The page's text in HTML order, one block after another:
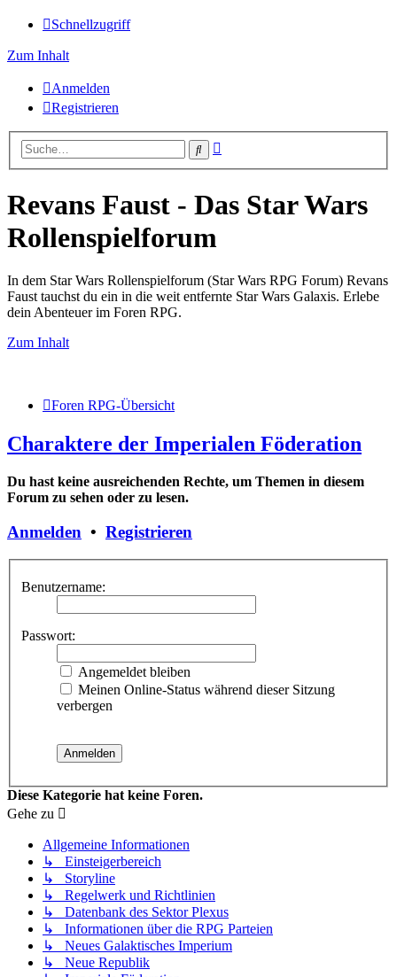
Schnellzugriff
Zum Inhalt
Anmelden
Registrieren
Suche
Revans Faust - Das Star Wars
Rollenspielforum
In dem Star Wars Rollenspielforum (Star Wars RPG Forum) Revans
Faust tauchst du ein in die weit entfernte Star Wars Galaxis. Erlebe
dein Abenteuer im Foren RPG.
Zum Inhalt
Foren RPG-Übersicht
Charaktere der Imperialen Föderation
Du hast keine ausreichenden Rechte, um Themen in diesem
Forum zu sehen oder zu lesen.
Anmelden • Registrieren
Benutzername:
Passwort:
Angemeldet bleiben
Meinen Online-Status während dieser Sitzung
verbergen
Diese Kategorie hat keine Foren.
Gehe zu
Allgemeine Informationen
↳ Einsteigerbereich
↳ Storyline
↳ Regelwerk und Richtlinien
↳ Datenbank des Sektor Plexus
↳ Informationen über die RPG Parteien
↳ Neues Galaktisches Imperium
↳ Neue Republik